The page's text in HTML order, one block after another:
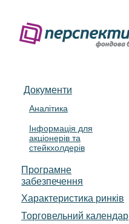
Документи
Аналітика
Інформація для
акціонерів та
стейкхолдерів
Програмне
забезпечення
Характеристика pинків
Торговельний календар